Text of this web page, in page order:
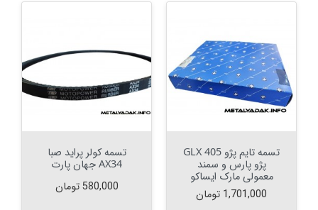
تسمه تایم پژو 405 GLX
پژو پارس و سمند
معمولی مارک ایساکو
قیمت
1,701,000 تومان
تسمه کولر پراید صبا
AX34 جهان پارت
قیمت
580,000 تومان